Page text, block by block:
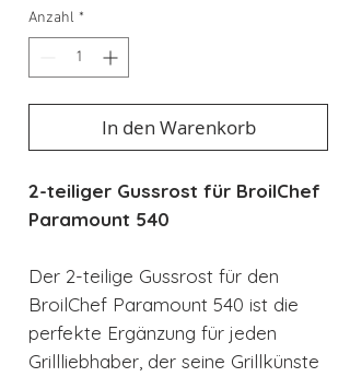
Anzahl *
In den Warenkorb
2-teiliger Gussrost für BroilChef
Paramount 540
Der 2-teilige Gussrost für den
BroilChef Paramount 540 ist die
perfekte Ergänzung für jeden
Grillliebhaber, der seine Grillkünste